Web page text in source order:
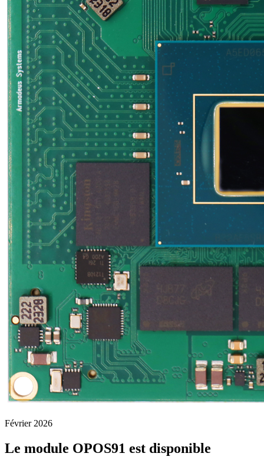
Février 2026
Le module OPOS91 est disponible